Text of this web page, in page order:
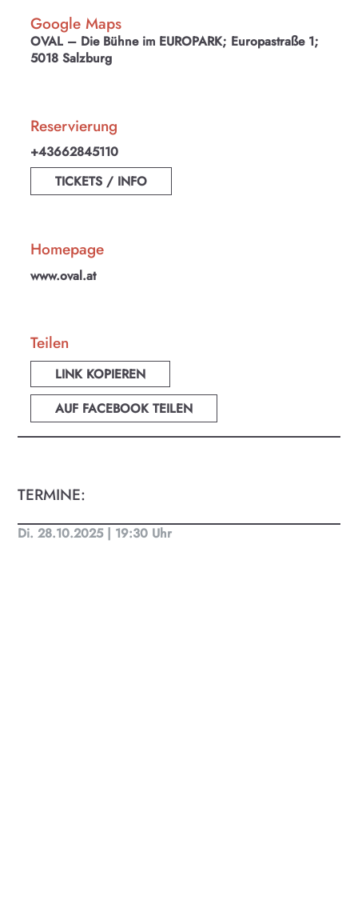
Google Maps
OVAL – Die Bühne im EUROPARK; Europastraße 1;
5018 Salzburg
Reservierung
+43662845110
TICKETS / INFO
Homepage
www.oval.at
Teilen
LINK KOPIEREN
AUF FACEBOOK TEILEN
TERMINE:
Di. 28.10.2025 | 19:30 Uhr
KULTplan ABO
Finde täglich bis zu 50 Veranstaltungen in Stadt